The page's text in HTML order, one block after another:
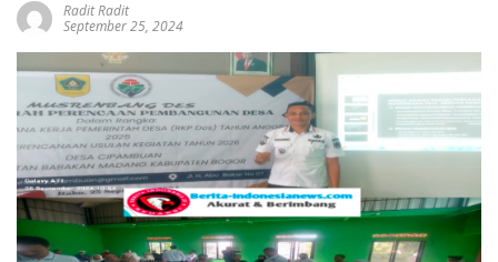
Radit Radit
September 25, 2024